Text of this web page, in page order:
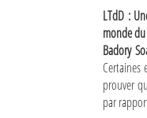
LTdD :
monde
Badory
prouver
par